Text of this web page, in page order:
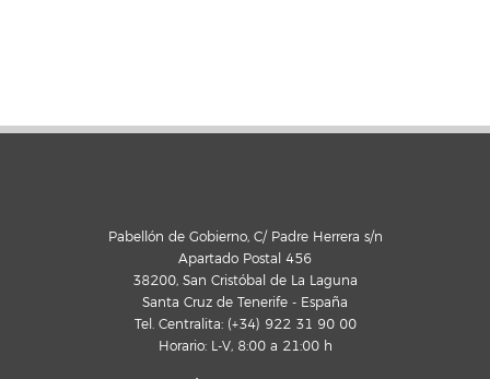
Pabellón de Gobierno, C/ Padre Herrera s/n
Apartado Postal 456
38200, San Cristóbal de La Laguna
Santa Cruz de Tenerife - España
Tel. Centralita: (+34) 922 31 90 00
Horario: L-V, 8:00 a 21:00 h